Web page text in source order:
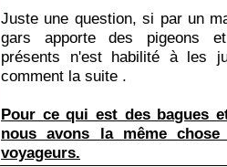
Juste une question, si par un
gars apporte des pigeons
présents n'est habilité à les
comment la suite .
Pour ce qui est des bagues
nous avons la même
voyageurs.